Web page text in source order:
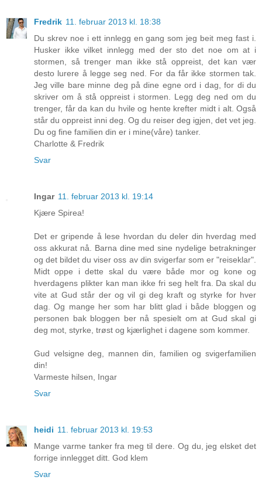
Fredrik 11. februar 2013 kl. 18:38
Du skrev noe i ett innlegg en gang som jeg beit meg fast i.
Husker ikke vilket innlegg med der sto det noe om at i
stormen, så trenger man ikke stå oppreist, det kan vær
desto lurere å legge seg ned. For da får ikke stormen tak.
Jeg ville bare minne deg på dine egne ord i dag, for di du
skriver om å stå oppreist i stormen. Legg deg ned om du
trenger, får da kan du hvile og hente krefter midt i alt. Også
står du oppreist inni deg. Og du reiser deg igjen, det vet jeg.
Du og fine familien din er i mine(våre) tanker.
Charlotte & Fredrik
Svar
Ingar 11. februar 2013 kl. 19:14
Kjære Spirea!
Det er gripende å lese hvordan du deler din hverdag med
oss akkurat nå. Barna dine med sine nydelige betrakninger
og det bildet du viser oss av din svigerfar som er "reiseklar".
Midt oppe i dette skal du være både mor og kone og
hverdagens plikter kan man ikke fri seg helt fra. Da skal du
vite at Gud står der og vil gi deg kraft og styrke for hver
dag. Og mange her som har blitt glad i både bloggen og
personen bak bloggen ber nå spesielt om at Gud skal gi
deg mot, styrke, trøst og kjærlighet i dagene som kommer.
Gud velsigne deg, mannen din, familien og svigerfamilien
din!
Varmeste hilsen, Ingar
Svar
heidi 11. februar 2013 kl. 19:53
Mange varme tanker fra meg til dere. Og du, jeg elsket det
forrige innlegget ditt. God klem
Svar